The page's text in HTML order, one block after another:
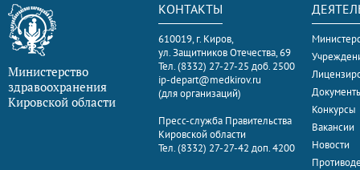
Министерство
здравоохранения
Кировской области
КОНТАКТЫ
610019, г. Киров,
ул. Защитников Отечества, 69
Тел. (8332) 27-27-25 доб. 2500
ip-depart@medkirov.ru
(для организаций)
Пресс-служба Правительства
Кировской области
Тел. (8332) 27-27-42 доп. 4200
Конкурсы
Вакансии
Новости